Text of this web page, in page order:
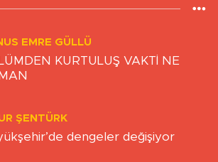
EMRE GÜLLÜ
KURTULUŞ VAKTİ NE
ŞENTÜRK
dengeler değişiyor